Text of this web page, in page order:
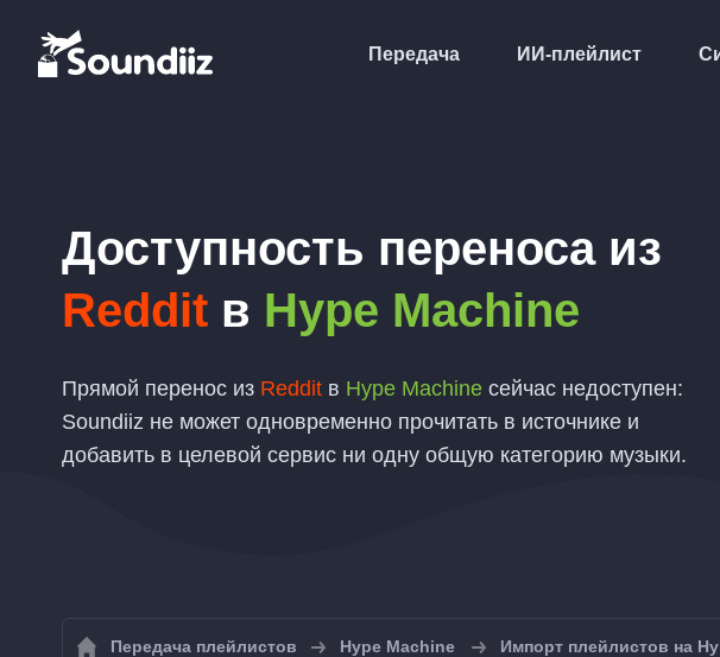
Передача ИИ-плейлист
Доступность переноса из
Reddit в Hype Machine
Прямой перенос из Reddit в Hype Machine сейчас недоступен:
Soundiiz не может одновременно прочитать в источнике и
добавить в целевой сервис ни одну общую категорию музыки.
Передача плейлистов Hype Machine Импорт плейлистов на